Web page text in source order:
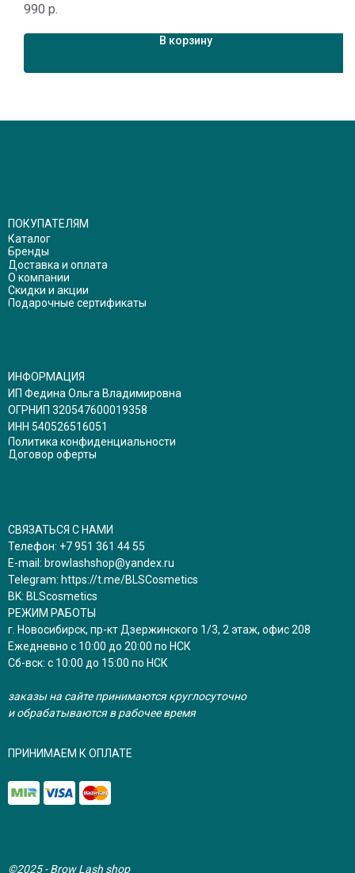
990 р.
В корзину
ПОКУПАТЕЛЯМ
Каталог
Бренды
Доставка и оплата
О компании
Скидки и акции
Подарочные сертификаты
ИНФОРМАЦИЯ
ИП Федина Ольга Владимировна
ОГРНИП 320547600019358
ИНН 540526516051
Политика конфиденциальности
Договор оферты
СВЯЗАТЬСЯ С НАМИ
Телефон: +7 951 361 44 55
E-mail: browlashshop@yandex.ru
Telegram: https://t.me/BLSCosmetics
BK: BLScosmetics
РЕЖИМ РАБОТЫ
г. Новосибирск, пр-кт Дзержинского 1/3, 2 этаж, офис 208
Ежедневно с 10:00 до 20:00 по НСК
Сб-вск: с 10:00 до 15:00 по НСК
заказы на сайте принимаются круглосуточно
и обрабатываются в рабочее время
ПРИНИМАЕМ К ОПЛАТЕ
©2025 - Brow Lash shop